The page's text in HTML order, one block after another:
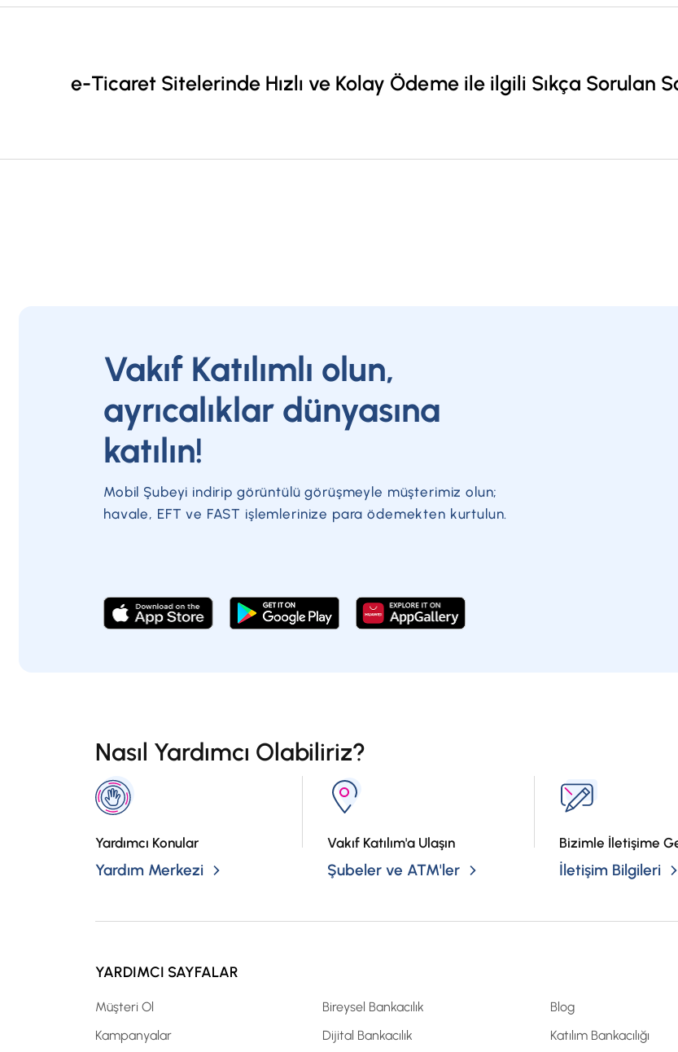
gerçekleştirilen ödeme işlemi sonrasında
e-Ticaret Sitelerinde Hızlı ve Kolay Ödeme ile ilgili Sıkça Sorulan
Vakıf Katılımlı olun,
ayrıcalıklar dünyasına
katılın!
Mobil Şubeyi indirip görüntülü görüşmeyle müşterimiz olun;
havale, EFT ve FAST işlemlerinize para ödemekten kurtulun.
Nasıl Yardımcı Olabiliriz?
Yardımcı Konular
Yardım Merkezi
Vakıf Katılım'a Ulaşın
Şubeler ve ATM'ler
Bizimle İletişime
İletişim Bilgileri
YARDIMCI SAYFALAR
Müşteri Ol
Kampanyalar
Bireysel Bankacılık
Dijital Bankacılık
Blog
Katılım Bankacılığı